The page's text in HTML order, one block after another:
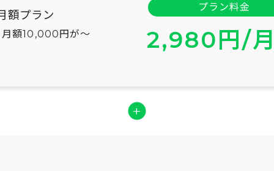
額プラン
月額10,000円が〜
プラン料金
2,980円/